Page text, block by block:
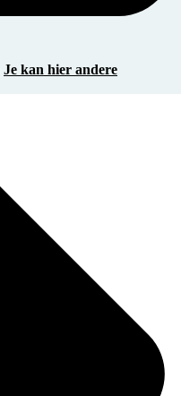
Je kan hier andere